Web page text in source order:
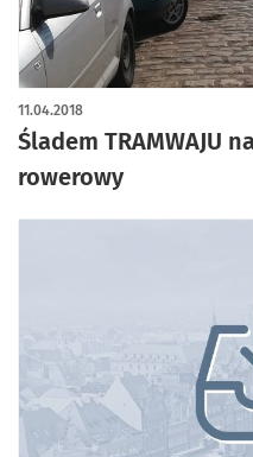
Śladem TRAMWAJU
rowerowy
11.04.2018